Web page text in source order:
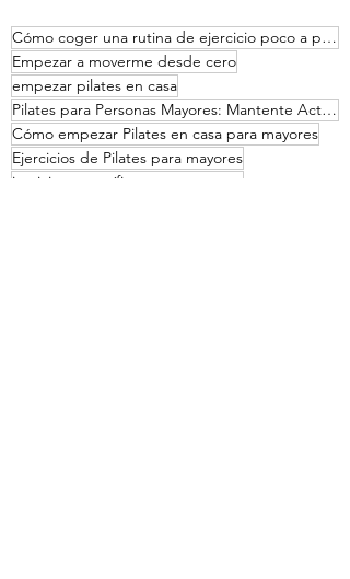
Cómo coger una rutina de ejercicio poco a poco
Empezar a moverme desde cero
empezar pilates en casa
Pilates para Personas Mayores: Mantente Activo y Flexible
Cómo empezar Pilates en casa para mayores
Ejercicios de Pilates para mayores
jercicios específicos para mayores